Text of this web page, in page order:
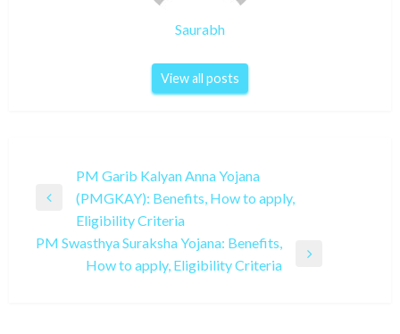
Saurabh
View all posts
navigation
Previous
PM Garib Kalyan Anna Yojana
(PMGKAY): Benefits, How to apply,
Eligibility Criteria
PM Swasthya Suraksha Yojana: Benefits,
How to apply, Eligibility Criteria